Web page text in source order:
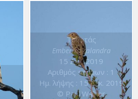
Τσιφτάς
Emberiza calandra
15 Δεκ. 2019
Αριθμός ατόμων : 1
Ημ. λήψης : 15 Δεκ. 2019
© Paul Walker